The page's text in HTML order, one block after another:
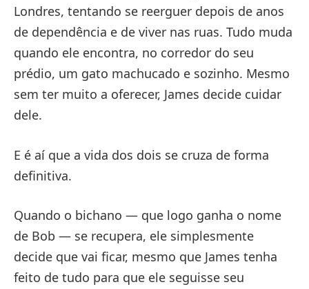
Londres, tentando se reerguer depois de anos
de dependência e de viver nas ruas. Tudo muda
quando ele encontra, no corredor do seu
prédio, um gato machucado e sozinho. Mesmo
sem ter muito a oferecer, James decide cuidar
dele.
E é aí que a vida dos dois se cruza de forma
definitiva.
Quando o bichano — que logo ganha o nome
de Bob — se recupera, ele simplesmente
decide que vai ficar, mesmo que James tenha
feito de tudo para que ele seguisse seu